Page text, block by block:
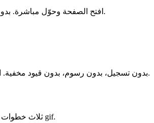
افتح الصفحة وحوّل مباشرة. بدون تطبيقات أو تسجيل.
بدون تسجيل، بدون رسوم، بدون قيود مخفية. استخدمه بقدر ما تريد.
ثلاث خطوات سريعة للحصول على gif.